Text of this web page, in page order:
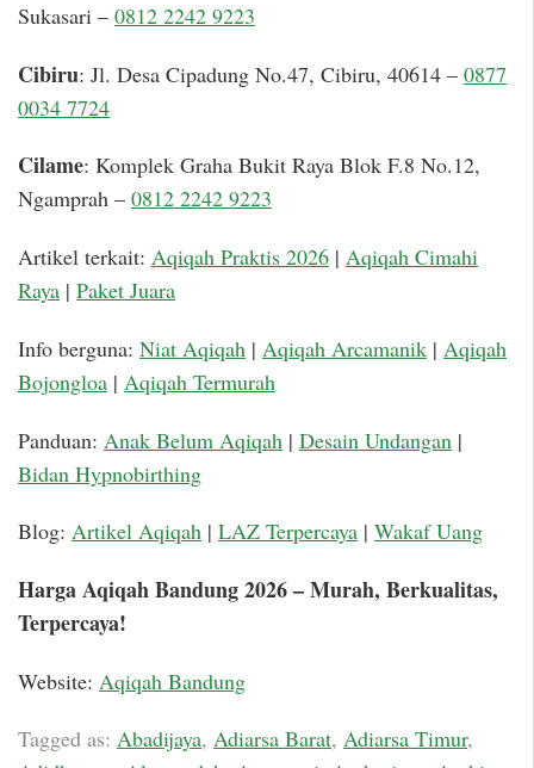
Sukasari – 0812 2242 9223
Cibiru: Jl. Desa Cipadung No.47, Cibiru, 40614 – 0877
0034 7724
Cilame: Komplek Graha Bukit Raya Blok F.8 No.12,
Ngamprah – 0812 2242 9223
Artikel terkait: Aqiqah Praktis 2026 | Aqiqah Cimahi
Raya | Paket Juara
Info berguna: Niat Aqiqah | Aqiqah Arcamanik | Aqiqah
Bojongloa | Aqiqah Termurah
Panduan: Anak Belum Aqiqah | Desain Undangan |
Bidan Hypnobirthing
Blog: Artikel Aqiqah | LAZ Terpercaya | Wakaf Uang
Harga Aqiqah Bandung 2026 – Murah, Berkualitas,
Terpercaya!
Website: Aqiqah Bandung
Tagged as: Abadijaya, Adiarsa Barat, Adiarsa Timur,